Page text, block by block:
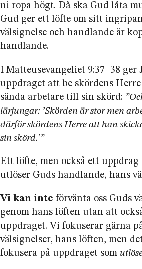
ni ropa högt. Då ska Gud låta
Gud ger ett löfte om sitt
välsignelse och handlande är
handlande.
I Matteusevangeliet 9:37–38 ger
uppdraget att be skördens
sända arbetare till sin skörd:
lärjungar: ’Skörden är stor men
därför skördens Herre att han
sin skörd.’”
Ett löfte, men också ett
utlöser Guds handlande, hans
Vi kan inte förvänta oss Guds
genom hans löften utan att
uppdraget. Vi fokuserar gärna
välsignelser, hans löften, men
fokusera på uppdraget som